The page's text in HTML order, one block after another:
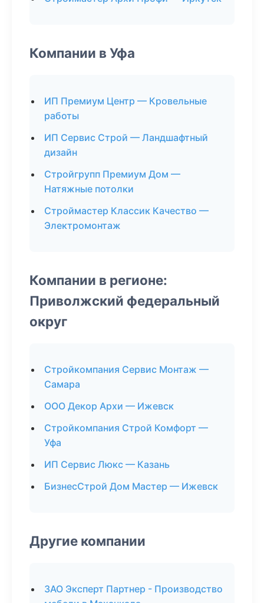
Компании в Уфа
ИП Премиум Центр — Кровельные
работы
ИП Сервис Строй — Ландшафтный
дизайн
Стройгрупп Премиум Дом —
Натяжные потолки
Строймастер Классик Качество —
Электромонтаж
Компании в регионе:
Приволжский федеральный
округ
Стройкомпания Сервис Монтаж —
Самара
ООО Декор Архи — Ижевск
Стройкомпания Строй Комфорт —
Уфа
ИП Сервис Люкс — Казань
БизнесСтрой Дом Мастер — Ижевск
Другие компании
ЗАО Эксперт Партнер - Производство